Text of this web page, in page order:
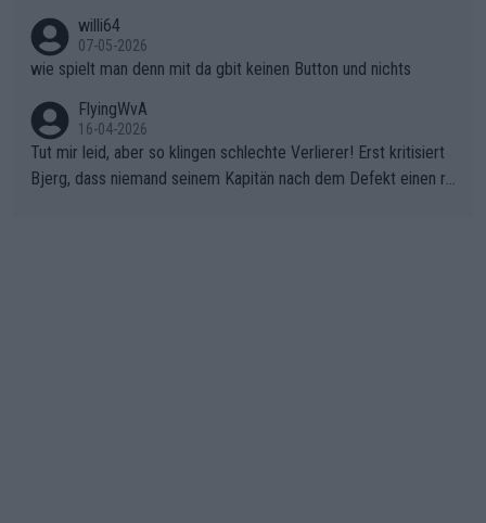
willi64
07-05-2026
wie spielt man denn mit da gbit keinen Button und nichts
FlyingWvA
16-04-2026
Tut mir leid, aber so klingen schlechte Verlierer! Erst kritisiert
Bjerg, dass niemand seinem Kapitän nach dem Defekt einen ro